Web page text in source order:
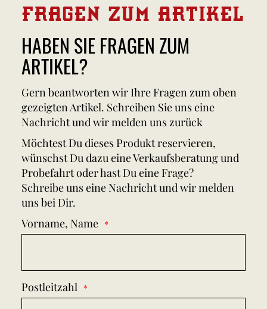
FRAGEN ZUM ARTIKEL
HABEN SIE FRAGEN ZUM
ARTIKEL?
Gern beantworten wir Ihre Fragen zum oben
gezeigten Artikel. Schreiben Sie uns eine
Nachricht und wir melden uns zurück
Möchtest Du dieses Produkt reservieren,
wünschst Du dazu eine Verkaufsberatung und
Probefahrt oder hast Du eine Frage?
Schreibe uns eine Nachricht und wir melden
uns bei Dir.
Vorname, Name
Postleitzahl